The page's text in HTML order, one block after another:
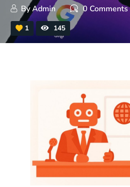
ByAdmin 0 Comments
1 145